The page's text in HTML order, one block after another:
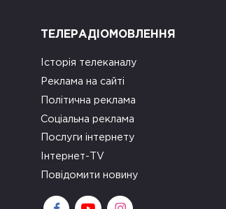
ТЕЛЕРАДІОМОВЛЕННЯ
Історія телеканалу
Реклама на сайті
Політична реклама
Соціальна реклама
Послуги інтернету
Інтернет-TV
Повідомити новину